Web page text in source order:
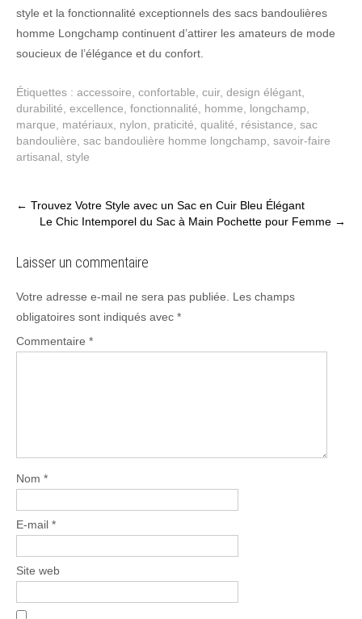
style et la fonctionnalité exceptionnels des sacs bandoulières
homme Longchamp continuent d’attirer les amateurs de mode
soucieux de l’élégance et du confort.
Étiquettes : accessoire confortable cuir, design élégant
durabilité excellence fonctionnalité homme longchamp
marque
matériaux nylon praticité qualité résistance sac
bandoulière sac bandoulière homme longchamp savoir-faire
artisanal style
Post
navigation
← Trouvez Votre Style avec un Sac en Cuir Bleu Élégant
Le Chic Intemporel du Sac à Main Pochette pour Femme →
Laisser un commentaire
Votre adresse e-mail ne sera pas publiée.
Les champs
obligatoires sont indiqués avec *
Commentaire *
Nom *
E-mail *
Site web